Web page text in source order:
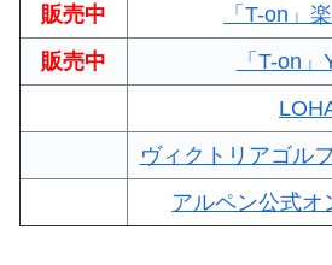
販売中
「T-on」
販売中
「T-on
ヴィクトリアゴル
アルペン公式オ